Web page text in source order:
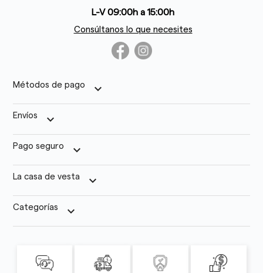
L-V 09:00h a 15:00h
Consúltanos lo que necesites
Métodos de pago keyboard_arrow_down
Envíos keyboard_arrow_down
Pago seguro keyboard_arrow_down
La casa de vesta keyboard_arrow_down
Categorías keyboard_arrow_down